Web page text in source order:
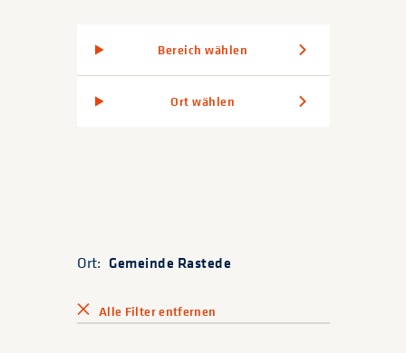
Bereich wählen
Ort wählen
Ort: Gemeinde Rastede
Alle Filter entfernen